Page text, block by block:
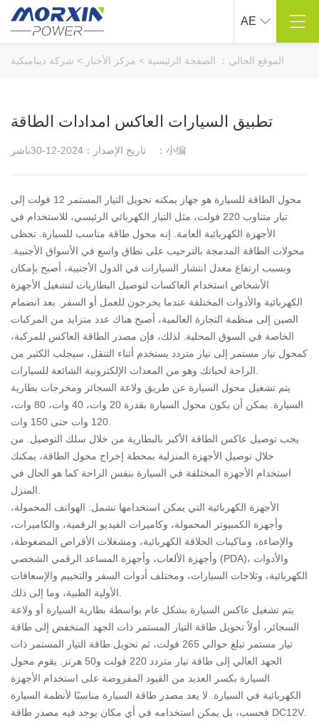
AE
حول ماوشين
عملية التنمية
مركز المنتجات
ذكي شاحن السيارة
حل .
الصناعة في الهواء الطلق
صناعة السفن
صناعة السيارات
صناعة الأجهزة الكهربائية
صناعة الطاقة الكهربائية
صناعة البناء والتشييد
الدعم الفني
البحث والتطوير التخصيص
مركز الأخبار
شركة ديناميكية
صناعة المعلومات
اتصل بنا
طريقة الاتصال
رسالة على الانترنت
مول على الانترنت
الموقع الحالي： الصفحة الرئيسية > مركز الأخبار > شركة ديناميكية
تطبيق السيارات العاكس امدادات الطاقة
تاريخ الإصدار：2024-12-30 ناشر：小编
محول الطاقة للسيارة هو جهاز يمكنه تحويل التيار المستمر 12 فولت إلى
تيار متناوب 220 فولت، مثل التيار الكهربائي الرئيسي، للاستخدام في
الأجهزة الكهربائية العامة. إنه محول طاقة مناسب للسيارة. تحظى
محولات الطاقة المدمجة بالترحيب على نطاق واسع في الأسواق الأجنبية.
وبسبب ارتفاع معدل انتشار السيارات في الدول الأجنبية، أصبح بإمكان
الأشخاص استخدام العاكسات لتوصيل البطاريات لتشغيل الأجهزة
الكهربائية والأدوات المختلفة عندما يخرجون للعمل أو السفر. بعد انضمام
الصين إلى منظمة التجارة العالمية، أصبح هناك عدد متزايد من المركبات
الخاصة في السوق المحلية. لذلك، فإن مصدر الطاقة العاكس للمركبة،
كمحول تيار مستمر إلى تيار متردد يستخدم أثناء التنقل، سيجلب الكثير من
يتم تشغيل محول السيارة عن طريق ولاعة السجائر ومخرجات بطارية
السيارة. يمكن أن يكون محول السيارة بقدرة 20 وات، 40 وات، 80 وات،
يجب توصيل عاكس الطاقة الأكبر بالبطارية من خلال سلك التوصيل. من
خلال توصيل الأجهزة المنزلية بمحطة إخراج محول الطاقة، يمكنك
استخدام الأجهزة المختلفة في السيارة بنفس الراحة كما هو الحال في
الأجهزة الكهربائية التي يمكن استخدامها تشمل: الهواتف المحمولة،
وأجهزة الكمبيوتر المحمولة، وكاميرات الفيديو الرقمية، والكاميرات،
والإضاءة، وماكينات الحلاقة الكهربائية، ومشغلات الأقراص المضغوطة،
وأجهزة الألعاب، وأجهزة المساعد الرقمي الشخصي (PDA)، والأدوات
الكهربائية، وثلاجات السيارات، ومختلف أدوات السفر والتخييم والإسعافات
يتم تشغيل عاكس السيارة بشكل عام بواسطة بطارية السيارة أو ولاعة
السجائر، أولاً تحويل طاقة التيار المستمر ذات الجهد المنخفض إلى طاقة
تيار مستمر تبلغ حوالي 265 فولت، ثم تحويل طاقة التيار المستمر ذات
الجهد العالي إلى طاقة تيار متردد 220 فولت و50 هرتز. يقوم محول
السيارة بكسر العديد من القيود المفروضة على استخدام الأجهزة
الكهربائية في السيارة. لا يعد مصدر طاقة السيارة مناسبًا لأنظمة السيارة
فحسب، بل يمكن استخدامه في أي مكان يوجد فيه مصدر طاقة DC12V.